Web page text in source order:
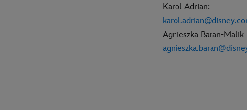
Karol Adrian:
Agnieszka Baran-Malik